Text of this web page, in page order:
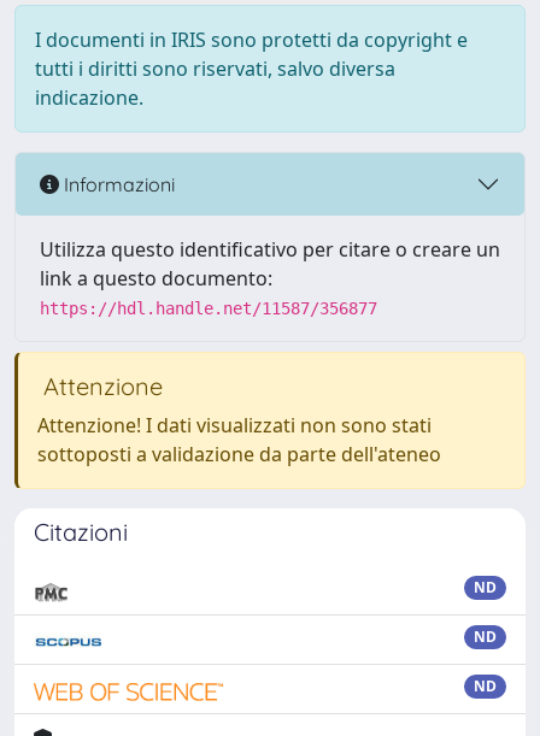
I documenti in IRIS sono protetti da copyright e
tutti i diritti sono riservati, salvo diversa
indicazione.
Informazioni
Utilizza questo identificativo per citare o creare un
link a questo documento:
https://hdl.handle.net/11587/356877
Attenzione
Attenzione! I dati visualizzati non sono stati
sottoposti a validazione da parte dell'ateneo
Citazioni
ND
ND
ND